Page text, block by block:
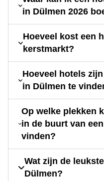
in Dülmen 2026
Hoeveel kost een
kerstmarkt?
Hoeveel hotels
in Dülmen te
Op welke plekken
in de buurt van
vinden?
Wat zijn de
Dülmen?